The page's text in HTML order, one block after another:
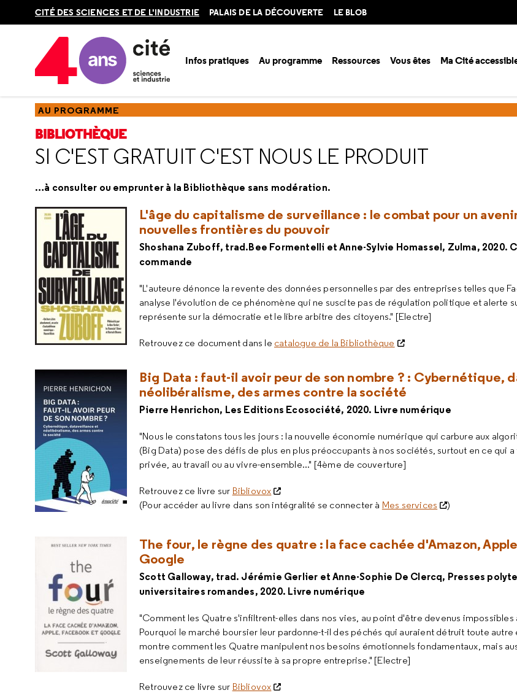
CITÉ DES SCIENCES ET DE L'INDUSTRIE PALAIS DE LA DÉCOUVERTE LE BLOB
Infos pratiques Au programme Ressources Vous êtes Ma Cité
Accueil Au programme
AU PROGRAMME
BIBLIOTHÈQUE
SI C'EST GRATUIT C'EST NOUS LE PRODUIT
…à consulter ou emprunter à la Bibliothèque sans modération.
L'âge du capitalisme de surveillance : le combat pour un
nouvelles frontières du pouvoir
Shoshana Zuboff, trad.Bee Formentelli et Anne-Sylvie Homassel, Zulma, 2020.
commande
"L'auteure dénonce la revente des données personnelles par des entreprises telles que
analyse l'évolution de ce phénomène qui ne suscite pas de régulation politique et alerte
représente sur la démocratie et le libre arbitre des citoyens." [Electre]
Retrouvez ce document dans le catalogue de la Bibliothèque
Big Data : faut-il avoir peur de son nombre ? : Cybernétique,
néolibéralisme, des armes contre la société
Pierre Henrichon, Les Editions Ecosociété, 2020. Livre numérique
"Nous le constatons tous les jours : la nouvelle économie numérique qui carbure aux
(Big Data) pose des défis de plus en plus préoccupants à nos sociétés, surtout en ce qui
privée, au travail ou au vivre-ensemble..." [4ème de couverture]
Retrouvez ce livre sur Bibliovox
(Pour accéder au livre dans son intégralité se connecter à Mes services )
The four, le règne des quatre : la face cachée d'Amazon,
Google
Scott Galloway, trad. Jérémie Gerlier et Anne-Sophie De Clercq, Presses
universitaires romandes, 2020. Livre numérique
"Comment les Quatre s'infiltrent-elles dans nos vies, au point d'être devenus impossibles
Pourquoi le marché boursier leur pardonne-t-il des péchés qui auraient détruit toute
montre comment les Quatre manipulent nos besoins émotionnels fondamentaux, mais
enseignements de leur réussite à sa propre entreprise." [Electre]
Retrouvez ce livre sur Bibliovox